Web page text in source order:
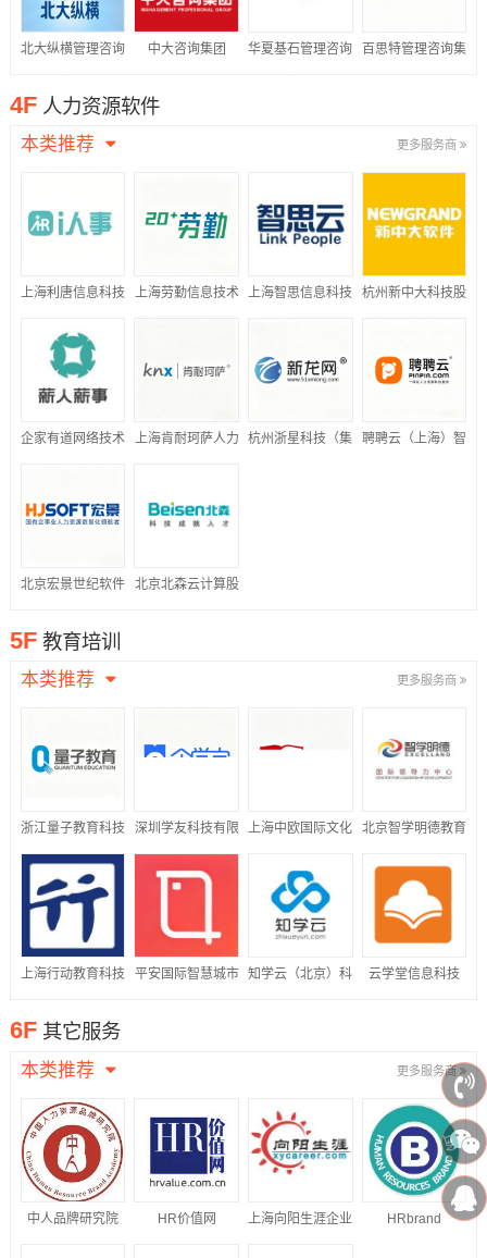
北大纵横管理咨询 中大咨询集团 华夏基石管理咨询 百思特管理咨询集
4F 人力资源软件
本类推荐 更多服务商
上海利唐信息科技 上海劳勤信息技术 上海智思信息科技 杭州新中大科技股
企家有道网络技术 上海肯耐珂萨人力
公司
杭州浙星科技（集 聘聘云（上海）智
北京宏景世纪软件 北京北森云计算股
5F 教育培训
本类推荐 更多服务商
浙江量子教育科技
股份有限公司
深圳学友科技有限 上海中欧国际文化 北京智学明德教育
上海行动教育科技 平安国际智慧城市 知学云（北京）科 云学堂信息科技
6F 其它服务
本类推荐 更多服务商
中人品牌研究院 HR价值网 上海向阳生涯企业 HRbrand